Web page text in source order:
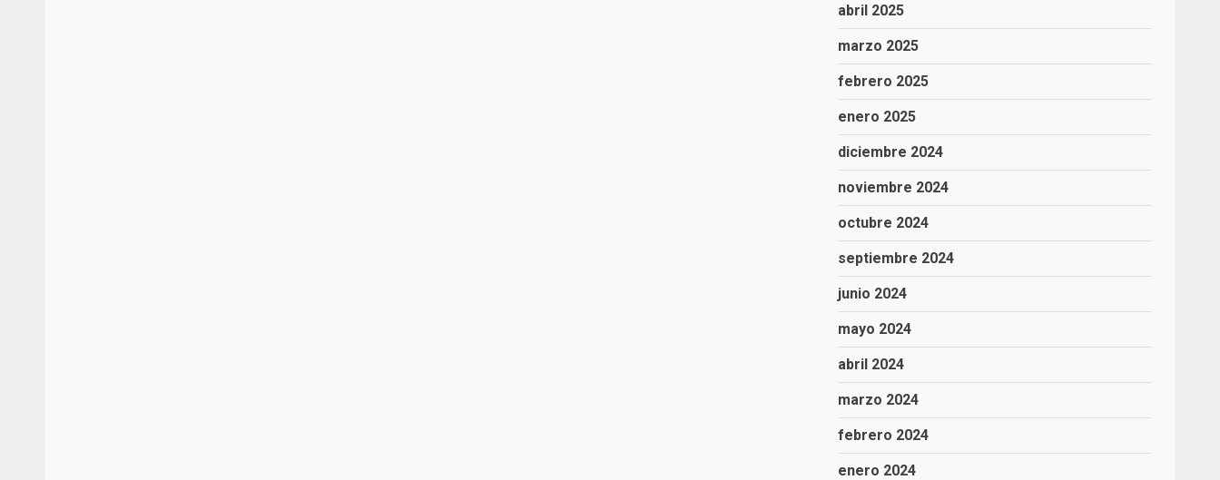
abril 2025
marzo 2025
febrero 2025
enero 2025
diciembre 2024
noviembre 2024
octubre 2024
septiembre 2024
junio 2024
mayo 2024
abril 2024
marzo 2024
febrero 2024
enero 2024